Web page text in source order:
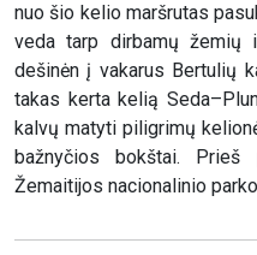
nuo šio kelio maršrutas
veda tarp dirbamų žemių
dešinėn į vakarus Bertulių
takas kerta kelią
kalvų matyti piligrimų
bažnyčios bokštai.
Žemaitijos nacionalinio